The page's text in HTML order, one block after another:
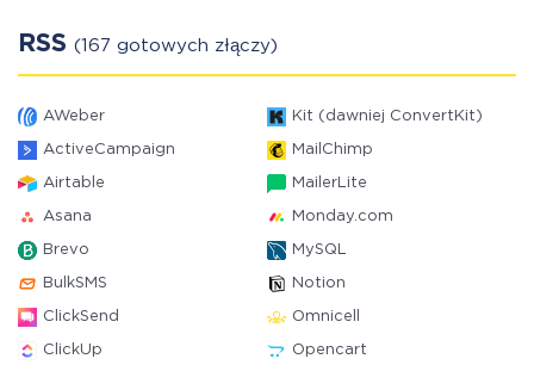
RSS (167 gotowych złączy)
AWeber Kit (dawniej ConvertKit)
ActiveCampaign MailChimp
Airtable MailerLite
Asana Monday.com
Brevo MySQL
BulkSMS Notion
ClickSend Omnicell
ClickUp Opencart